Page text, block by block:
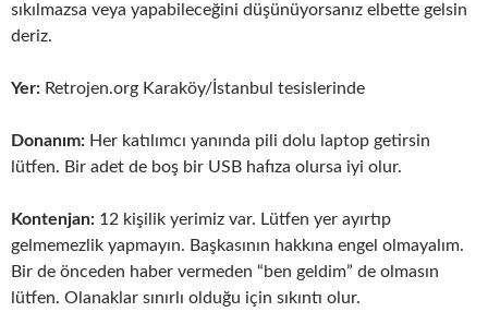
sıkılmazsa veya yapabileceğini düşünüyorsanız elbette gelsin
deriz.
Yer: Retrojen.org Karaköy/İstanbul tesislerinde
Donanım: Her katılımcı yanında pili dolu laptop getirsin
lütfen. Bir adet de boş bir USB hafıza olursa iyi olur.
Kontenjan: 12 kişilik yerimiz var. Lütfen yer ayırtıp
gelmemezlik yapmayın. Başkasının hakkına engel olmayalım.
Bir de önceden haber vermeden “ben geldim” de olmasın
lütfen. Olanaklar sınırlı olduğu için sıkıntı olur.